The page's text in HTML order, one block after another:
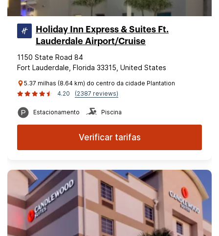
Holiday Inn Express & Suites Ft.
Lauderdale Airport/Cruise
1150 State Road 84
Fort Lauderdale, Florida 33315, United States
5.37 milhas (8.64 km) do centro da cidade Plantation
4.20
(2387 reviews)
Estacionamento Piscina
Verificar tarifas